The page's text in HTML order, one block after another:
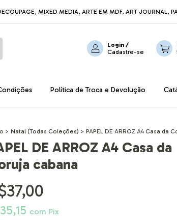
MIXED MEDIA, ARTE EM MDF, ART JOURNAL,
Login /
Cadastre-se
Política de Troca e Devolução
> Natal (Todas Coleções) > PAPEL DE ARROZ A4 Casa da
DE ARROZ A4 Casa da
cabana
com Pix